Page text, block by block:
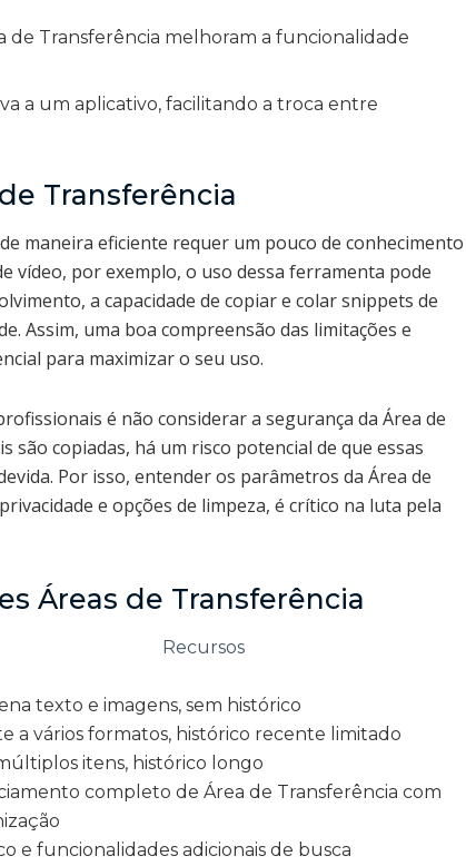
de Transferência melhoram a funcionalidade
a um aplicativo, facilitando a troca entre
Transferência
maneira eficiente requer um pouco de conhecimento
vídeo, por exemplo, o uso dessa ferramenta pode
a capacidade de copiar e colar snippets de
Assim, uma boa compreensão das limitações e
para maximizar o seu uso.
é não considerar a segurança da Área de
são copiadas, há um risco potencial de que essas
Por isso, entender os parâmetros da Área de
e opções de limpeza, é crítico na luta pela
Áreas de Transferência
Recursos
texto e imagens, sem histórico
a vários formatos, histórico recente limitado
itens, histórico longo
completo de Área de Transferência com
e funcionalidades adicionais de busca